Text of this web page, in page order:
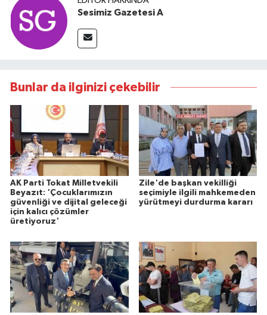
Sesimiz Gazetesi A
Bunlar da ilginizi çekebilir
AK Parti Tokat Milletvekili
Beyazıt: 'Çocuklarımızın
güvenliği ve dijital geleceği
için kalıcı çözümler
üretiyoruz'
Zile'de başkan vekilliği
seçimiyle ilgili mahkemeden
yürütmeyi durdurma kararı